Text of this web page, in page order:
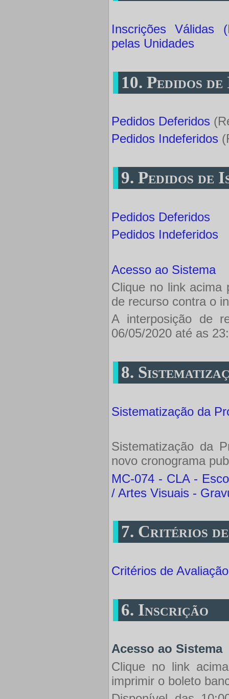
Inscrições Válidas
pelas Unidades
10. Pedidos
Pedidos Deferidos
Pedidos Indeferidos
9. Pedidos de
Pedidos Deferidos
Pedidos Indeferidos
Acesso ao Sistema
Clique no link acima
de recurso contra o
A interposição de
06/05/2020 até as
8.
Sistematização da
Sistematização da
novo cronograma
MC-074 - CLA -
/ Artes Visuais -
7. Critérios
Critérios de
6. Inscrição
Acesso ao Sistema
Clique no link
imprimir o boleto